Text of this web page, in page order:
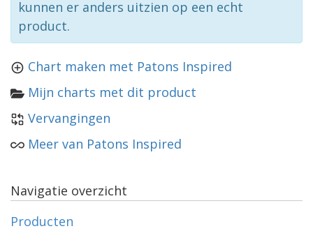
kunnen er anders uitzien op een echt
product.
Chart maken met Patons Inspired
Mijn charts met dit product
Vervangingen
Meer van Patons Inspired
Navigatie overzicht
Producten